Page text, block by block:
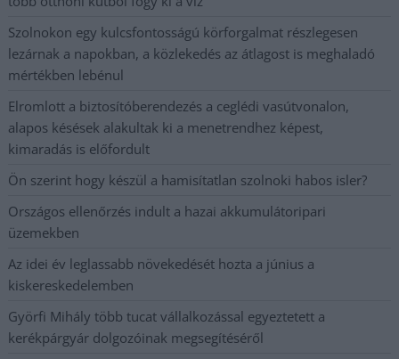
Szolnokon egy kulcsfontosságú körforgalmat részlegesen
lezárnak a napokban, a közlekedés az átlagost is meghaladó
mértékben lebénul
Elromlott a biztosítóberendezés a ceglédi vasútvonalon,
alapos késések alakultak ki a menetrendhez képest,
kimaradás is előfordult
Ön szerint hogy készül a hamisítatlan szolnoki habos isler?
Országos ellenőrzés indult a hazai akkumulátoripari
üzemekben
Az idei év leglassabb növekedését hozta a június a
kiskereskedelemben
Györfi Mihály több tucat vállalkozással egyeztetett a
kerékpárgyár dolgozóinak megsegítéséről